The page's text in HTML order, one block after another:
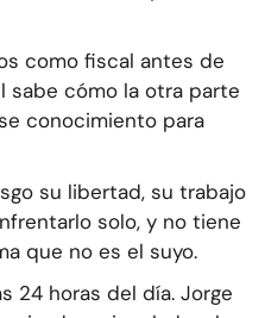
como fiscal antes de
sabe cómo la otra parte
conocimiento para
su libertad, su trabajo
solo, y no tiene
que no es el suyo.
24 horas del día. Jorge